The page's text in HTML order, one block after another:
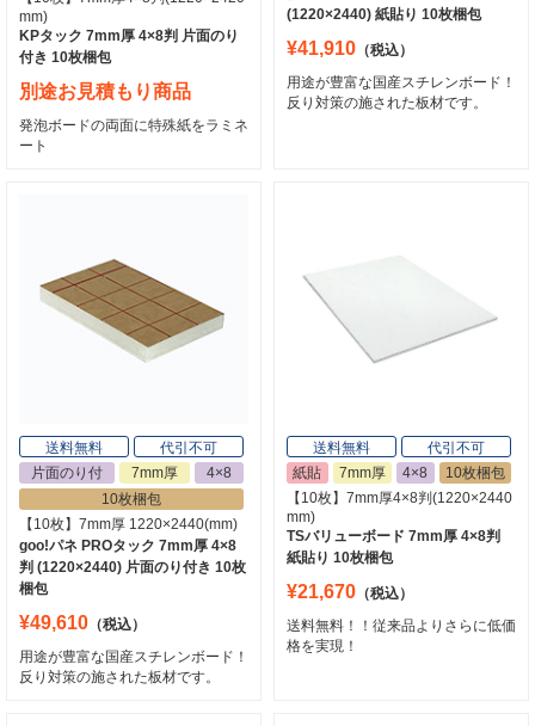
mm)
KPタック 7mm厚 4×8判 片面のり
付き 10枚梱包
別途お見積もり商品
発泡ボードの両面に特殊紙をラミネ
ート
(1220×2440) 紙貼り 10枚梱包
¥41,910 （税込）
用途が豊富な国産スチレンボード！
反り対策の施された板材です。
送料無料
代引不可
片面のり付
7mm厚
4×8
10枚梱包
【10枚】7mm厚 1220×2440(mm)
goo!パネ PROタック 7mm厚 4×8
判 (1220×2440) 片面のり付き 10枚
梱包
¥49,610 （税込）
用途が豊富な国産スチレンボード！
反り対策の施された板材です。
送料無料
代引不可
紙貼
7mm厚 4×8
10枚梱包
【10枚】7mm厚4×8判(1220×2440
mm)
TSバリューボード 7mm厚 4×8判
紙貼り 10枚梱包
¥21,670 （税込）
送料無料！！従来品よりさらに低価
格を実現！